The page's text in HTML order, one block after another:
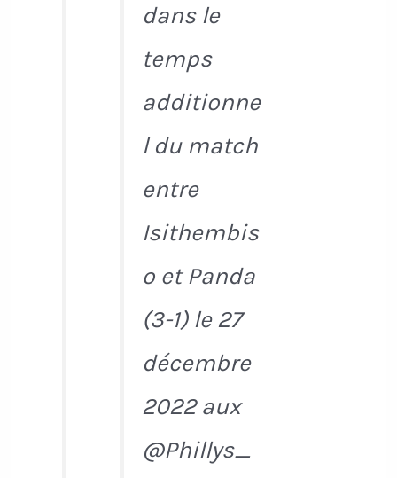
dans le
temps
additionne
l du match
entre
Isithembis
o et Panda
(3-1) le 27
décembre
2022 aux
@Phillys_